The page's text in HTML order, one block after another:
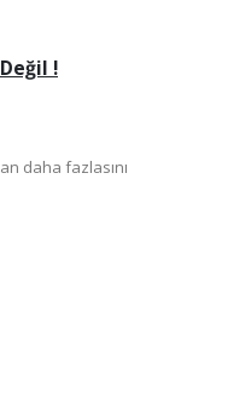
!
daha fazlasını